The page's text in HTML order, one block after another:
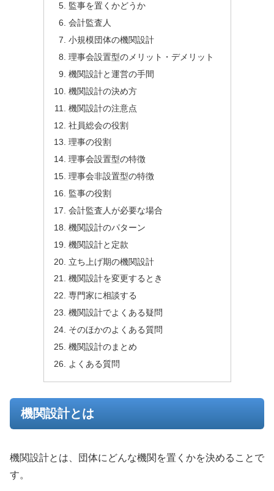
監事を置くかどうか
会計監査人
小規模団体の機関設計
理事会設置型のメリット・デメリット
機関設計と運営の手間
機関設計の決め方
機関設計の注意点
社員総会の役割
理事の役割
理事会設置型の特徴
理事会非設置型の特徴
監事の役割
会計監査人が必要な場合
機関設計のパターン
機関設計と定款
立ち上げ期の機関設計
機関設計を変更するとき
専門家に相談する
機関設計でよくある疑問
そのほかのよくある質問
機関設計のまとめ
よくある質問
機関設計とは
機関設計とは、団体にどんな機関を置くかを決めることで
す。